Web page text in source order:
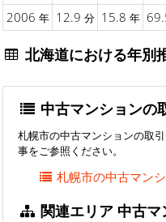
2006 年 12.9 分 15.8 年
北海道における年
中古マンションの
札幌市の中古マンションの取
事をご参照ください。
札幌市の中古マン
関連エリア 中古